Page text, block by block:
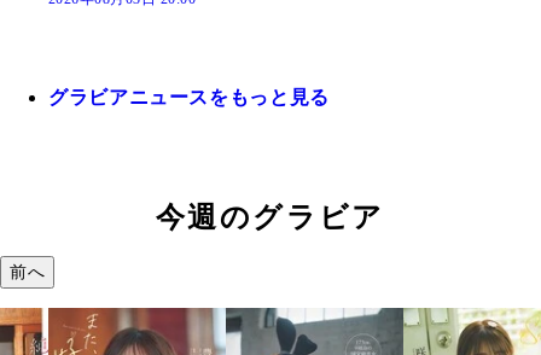
グラビアニュースをもっと見る
今週のグラビア
前へ